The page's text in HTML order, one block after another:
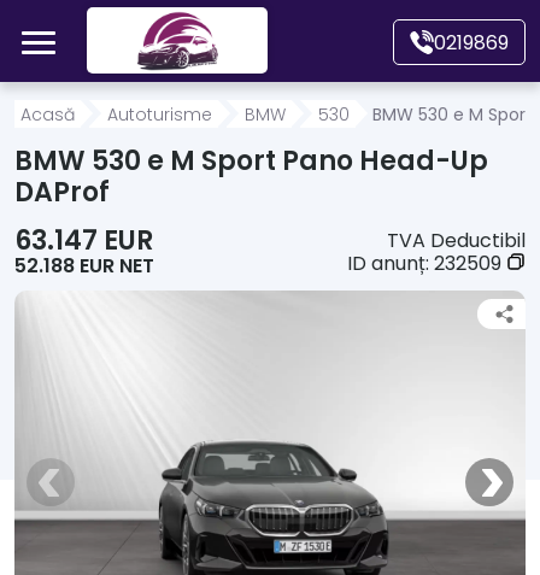
Mergi direct la conținutul principal
0219869
Acasă
Autoturisme
Motociclete
Alte tipuri vehicule
Despre Noi
Contact
Acasă Autoturisme BMW 530 BMW 530 e M
BMW 530 e M Sport Pano Head-Up
DAProf
63.147 EUR
52.188 EUR NET
TVA Deductibil
ID anunț: 232509